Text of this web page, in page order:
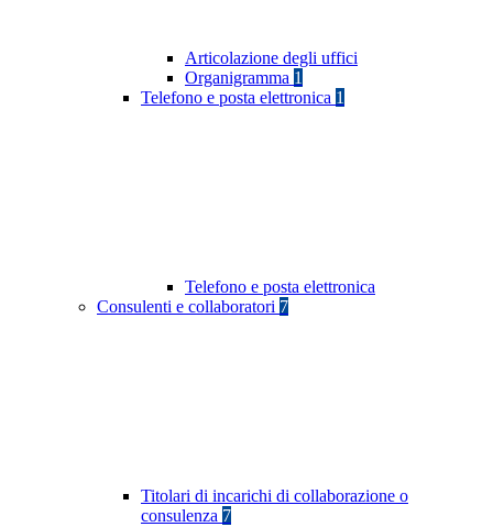
Articolazione degli uffici
Organigramma 1
Telefono e posta elettronica 1
Telefono e posta elettronica
Consulenti e collaboratori 7
Titolari di incarichi di collaborazione o
consulenza 7